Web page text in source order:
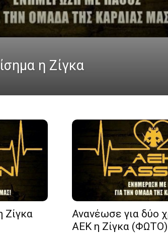
η Ζίγκα
Ζίγκα
Ανανέωσε για δύο
ΑΕΚ η Ζίγκα (ΦΩΤΟ)